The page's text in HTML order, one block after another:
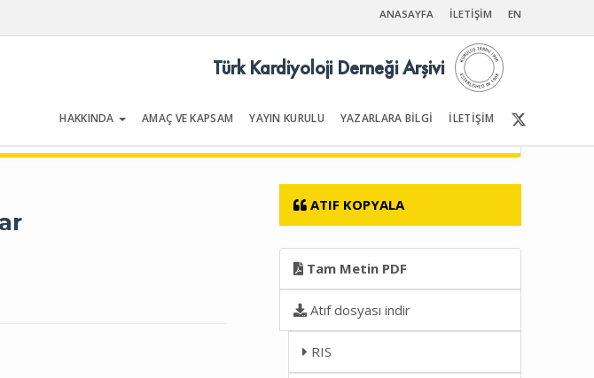
ANASAYFA İLETİŞİM EN
HAKKINDA AMAÇ VE KAPSAM YAYIN KURULU YAZARLARA BİLGİ İLETİŞİM
Türk Kardiyoloji Derneği Arşivi
ATIF KOPYALA
Tam Metin PDF
Atıf dosyası indir
RIS